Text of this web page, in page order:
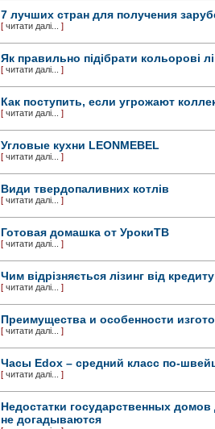
7 лучших стран для получения
[ читати далі... ]
Як правильно підібрати кольорові
[ читати далі... ]
Как поступить, если угрожают
[ читати далі... ]
Угловые кухни LEONMEBEL
[ читати далі... ]
Види твердопаливних котлів
[ читати далі... ]
Готовая домашка от УрокиТВ
[ читати далі... ]
Чим відрізняється лізинг від
[ читати далі... ]
Преимущества и особенности
[ читати далі... ]
Часы Edox – средний класс по-
[ читати далі... ]
Недостатки государственных
не догадываются